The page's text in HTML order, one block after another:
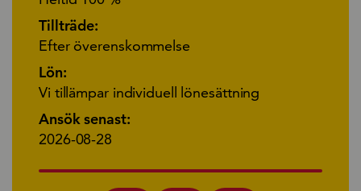
Tillträde:
Efter överenskommelse
Lön:
Vi tillämpar individuell lönesättning
Ansök senast:
2026-08-28